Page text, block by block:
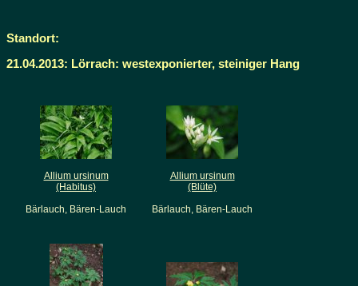
Standort:
21.04.2013: Lörrach: westexponierter, steiniger Hang
Allium ursinum
(Habitus)
Bärlauch, Bären-Lauch
Allium ursinum
(Blüte)
Bärlauch, Bären-Lauch